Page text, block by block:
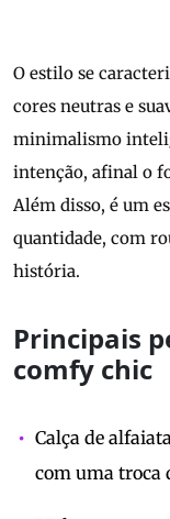
O estilo se
cores neutras e
minimalismo
intenção, afinal o
Além disso, é um
quantidade, com
história.
Principais
comfy chic
Calça de
com uma troca